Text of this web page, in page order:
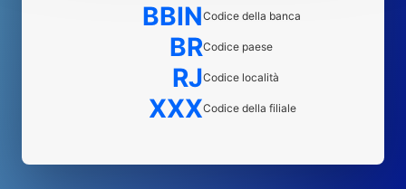
BBINCodice della banca
BRCodice paese
RJCodice località
XXXCodice della filiale